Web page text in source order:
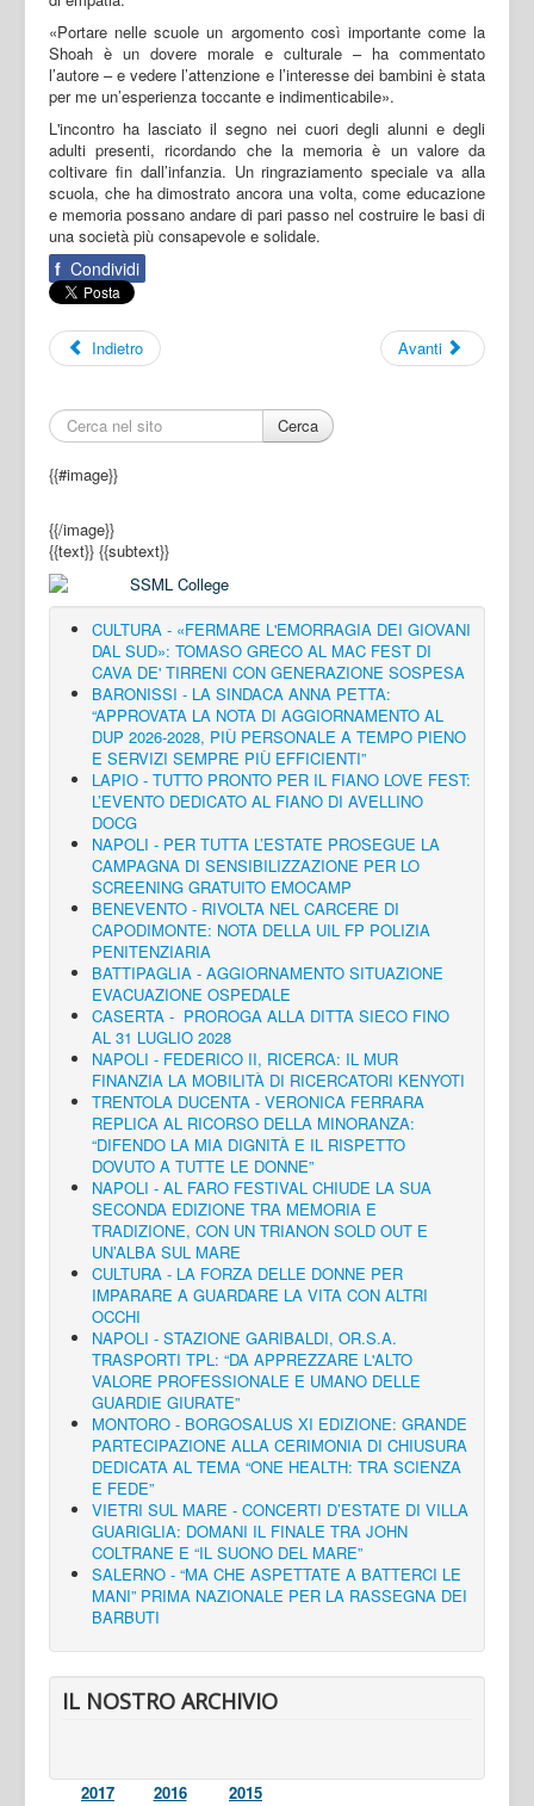
«Portare nelle scuole un argomento così importante come la
Shoah è un dovere morale e culturale – ha commentato
l’autore – e vedere l’attenzione e l’interesse dei bambini è stata
per me un’esperienza toccante e indimenticabile».
L'incontro ha lasciato il segno nei cuori degli alunni e degli
adulti presenti, ricordando che la memoria è un valore da
coltivare fin dall’infanzia. Un ringraziamento speciale va alla
scuola, che ha dimostrato ancora una volta, come educazione
e memoria possano andare di pari passo nel costruire le basi di
una società più consapevole e solidale.
f Condividi
Indietro Avanti
Cerca
{{#image}}
{{/image}}
{{text}} {{subtext}}
CULTURA - «FERMARE L'EMORRAGIA DEI GIOVANI
DAL SUD»: TOMASO GRECO AL MAC FEST DI
CAVA DE' TIRRENI CON GENERAZIONE SOSPESA
BARONISSI - LA SINDACA ANNA PETTA:
“APPROVATA LA NOTA DI AGGIORNAMENTO AL
DUP 2026-2028, PIÙ PERSONALE A TEMPO PIENO
E SERVIZI SEMPRE PIÙ EFFICIENTI”
LAPIO - TUTTO PRONTO PER IL FIANO LOVE FEST:
L’EVENTO DEDICATO AL FIANO DI AVELLINO
DOCG
NAPOLI - PER TUTTA L’ESTATE PROSEGUE LA
CAMPAGNA DI SENSIBILIZZAZIONE PER LO
SCREENING GRATUITO EMOCAMP
BENEVENTO - RIVOLTA NEL CARCERE DI
CAPODIMONTE: NOTA DELLA UIL FP POLIZIA
PENITENZIARIA
BATTIPAGLIA - AGGIORNAMENTO SITUAZIONE
EVACUAZIONE OSPEDALE
CASERTA - PROROGA ALLA DITTA SIECO FINO
AL 31 LUGLIO 2028
NAPOLI - FEDERICO II, RICERCA: IL MUR
FINANZIA LA MOBILITÀ DI RICERCATORI KENYOTI
TRENTOLA DUCENTA - VERONICA FERRARA
REPLICA AL RICORSO DELLA MINORANZA:
“DIFENDO LA MIA DIGNITÀ E IL RISPETTO
DOVUTO A TUTTE LE DONNE”
NAPOLI - AL FARO FESTIVAL CHIUDE LA SUA
SECONDA EDIZIONE TRA MEMORIA E
TRADIZIONE, CON UN TRIANON SOLD OUT E
UN’ALBA SUL MARE
CULTURA - LA FORZA DELLE DONNE PER
IMPARARE A GUARDARE LA VITA CON ALTRI
OCCHI
NAPOLI - STAZIONE GARIBALDI, OR.S.A.
TRASPORTI TPL: “DA APPREZZARE L'ALTO
VALORE PROFESSIONALE E UMANO DELLE
GUARDIE GIURATE”
MONTORO - BORGOSALUS XI EDIZIONE: GRANDE
PARTECIPAZIONE ALLA CERIMONIA DI CHIUSURA
DEDICATA AL TEMA “ONE HEALTH: TRA SCIENZA
E FEDE”
VIETRI SUL MARE - CONCERTI D’ESTATE DI VILLA
GUARIGLIA: DOMANI IL FINALE TRA JOHN
COLTRANE E “IL SUONO DEL MARE”
SALERNO - “MA CHE ASPETTATE A BATTERCI LE
MANI” PRIMA NAZIONALE PER LA RASSEGNA DEI
BARBUTI
IL NOSTRO ARCHIVIO
2017 2016 2015